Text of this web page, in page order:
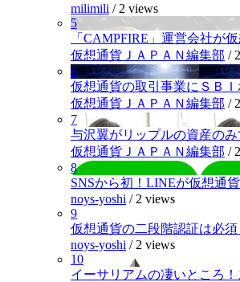
milimili / 2 views
5
「CAMPFIRE」運営会社が
仮想通貨ＪＡＰＡＮ編集部 /
6
仮想通貨の取引事業にＳＢ
仮想通貨ＪＡＰＡＮ編集部 /
7
与沢翼がリップルの資産の
仮想通貨ＪＡＰＡＮ編集部 /
8
SNSから初！LINEが仮想通
noys-yoshi / 2 views
9
仮想通貨の二段階認証は必須
noys-yoshi / 2 views
10
イーサリアムの凄いところ